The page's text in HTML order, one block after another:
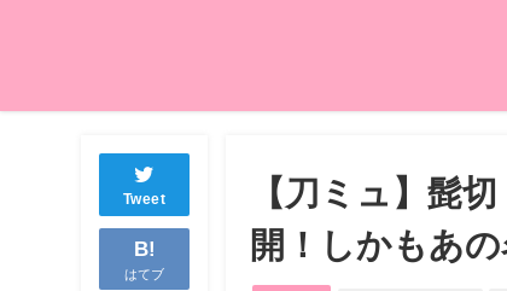
Tweet
B!
はてブ
【刀ミュ】髭
開！しかもあ